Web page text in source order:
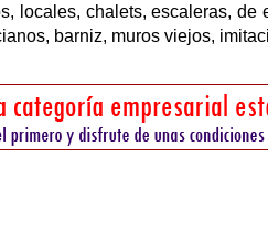
locales, chalets, escaleras,
barniz, muros viejos,